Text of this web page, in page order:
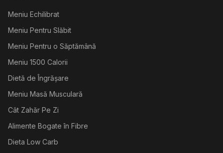
Meniu Echilibrat
Meniu Pentru Slăbit
Meniu Pentru o Săptămână
Meniu 1500 Calorii
Dietă de Îngrășare
Meniu Masă Musculară
Cât Zahăr Pe Zi
Alimente Bogate în Fibre
Dieta Low Carb